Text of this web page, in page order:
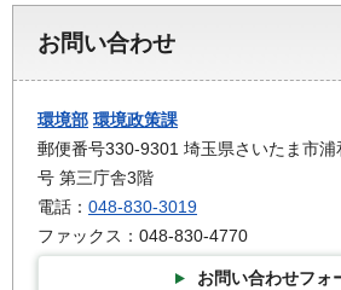
お問い合わせ
環境部 環境政策課
郵便番号330-9301 埼玉県さいたま市浦
号 第三庁舎3階
電話： 048-830-3019
ファックス：048-830-4770
お問い合わせフォ